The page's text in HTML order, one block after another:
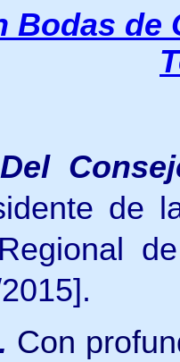
Bodas de
Del
de
. Con